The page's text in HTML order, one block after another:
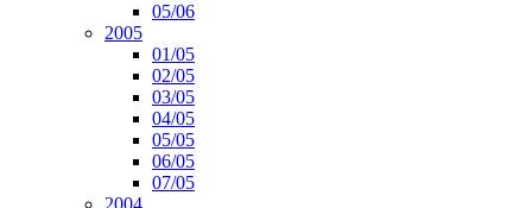
05/06
2005
01/05
02/05
03/05
04/05
05/05
06/05
07/05
2004